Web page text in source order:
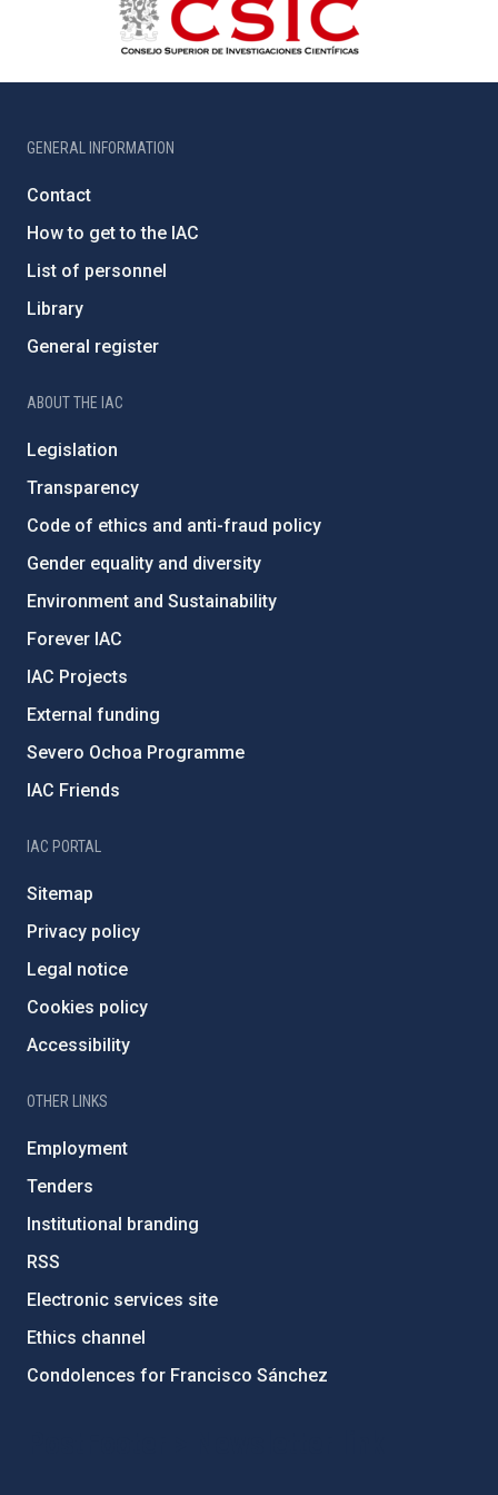
GENERAL INFORMATION
Contact
How to get to the IAC
List of personnel
Library
General register
ABOUT THE IAC
Legislation
Transparency
Code of ethics and anti-fraud policy
Gender equality and diversity
Environment and Sustainability
Forever IAC
IAC Projects
External funding
Severo Ochoa Programme
IAC Friends
IAC PORTAL
Sitemap
Privacy policy
Legal notice
Cookies policy
Accessibility
OTHER LINKS
Employment
Tenders
Institutional branding
RSS
Electronic services site
Ethics channel
Condolences for Francisco Sánchez